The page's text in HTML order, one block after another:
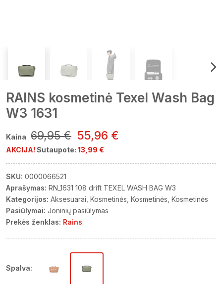
RAINS kosmetinė Texel Wash Bag
W3 1631
Kaina 69,95 € 55,96 €
AKCIJA! Sutaupote: 13,99 €
SKU: 0000066521
Aprašymas: RN_1631 108 drift TEXEL WASH BAG W3
Kategorijos: Aksesuarai Kosmetinės Kosmetinės Kosmetinės
Pasiūlymai: Joninių pasiūlymas
Prekės ženklas: Rains
Spalva: